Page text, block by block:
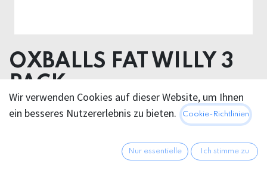
OXBALLS FAT WILLY 3
PACK
21,95€ Alle Preise inkl. MwSt.zzgl.
Wir verwenden Cookies auf dieser Website, um Ihnen
ein besseres Nutzererlebnis zu bieten.
Cookie-Richtlinien
Nur essentielle Ich stimme zu